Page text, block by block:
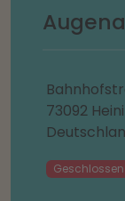
73092
Geschlossen